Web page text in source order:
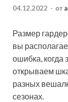
04.12.2022 - от
Размер
вы
ошибка, когда
открываем
разных
сезонах.